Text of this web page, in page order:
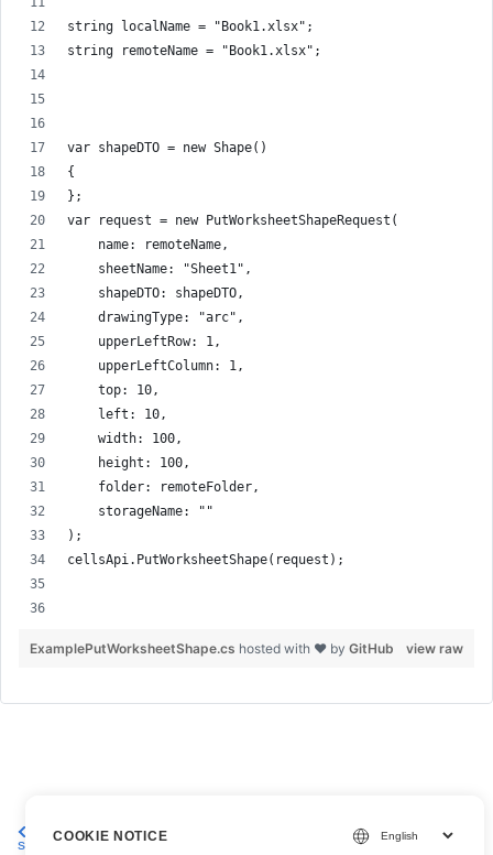
string localName = "Book1.xlsx";
string remoteName = "Book1.xlsx";
var shapeDTO = new Shape()
{
};
var request = new PutWorksheetShapeRequest(
    name: remoteName,
    sheetName: "Sheet1",
    shapeDTO: shapeDTO,
    drawingType: "arc",
    upperLeftRow: 1,
    upperLeftColumn: 1,
    top: 10,
    left: 10,
    width: 100,
    height: 100,
    folder: remoteFolder,
    storageName: ""
);
cellsApi.PutWorksheetShape(request);
view raw
ExamplePutWorksheetShape.cs hosted with ❤ by GitHub
sur une feuille de calcul Excel
une feuille de calcul Excel
COOKIE NOTICE